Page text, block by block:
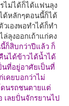
ไม่ได้ก็ได้แฟนลุง
ด้หลักๆตอนนี้ก็ได้
เองพอทำได้ก็ทำ
ล่ลุงออกเถ้าแก่คง
นี้ก็สิบกว่าปีแล้ว ก็
นได้ข้าวได้น้ำได้
นที่อยู่อาศัยเป็นที่
คยบอกว่าไม่
ดนรถชนตายแต่
เลยปั่นจักรยานไป